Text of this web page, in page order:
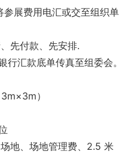
展费用电汇或交至组织单
先付款、先安排.
行汇款底单传真至组委会。
）
地、场地管理费、2.5 米